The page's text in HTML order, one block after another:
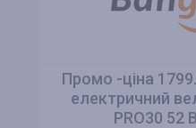
Промо -ціна
електричний
PRO30 52